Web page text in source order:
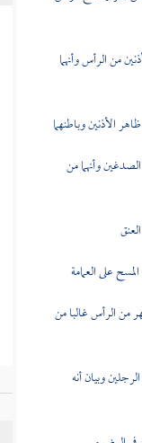
وأنهما من
على العمامة
من الرأس غالبا من